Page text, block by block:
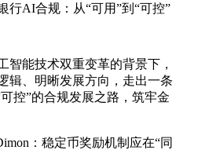
行AI合规：从“可用”到“可控”
智能技术双重变革的背景下，
辑、明晰发展方向，走出一条
控”的合规发展之路，筑牢金
：稳定币奖励机制应在“同